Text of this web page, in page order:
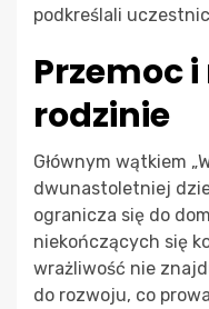
podkreślali
Przemoc
rodzinie
Głównym wątkiem
dwunastoletniej
ogranicza się do
niekończących się
wrażliwość nie
do rozwoju, co